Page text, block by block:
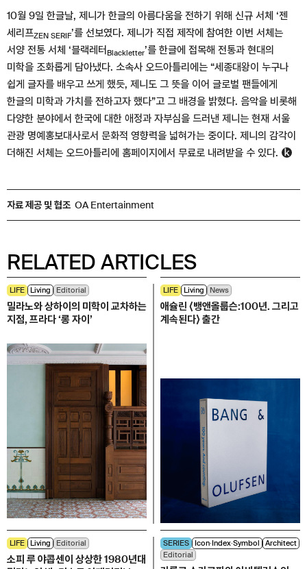
자료 제공 및 협조 OA Entertainment
10월 9일 한글날, 제니가 한글의 아름다움을 전하기 위해 신규 서체 ‘젠
세리프ZEN SERIF’를 선보였다. 제니가 직접 제작에 참여한 이번 서체는
서양 전통 서체 ‘블랙레터 Blackletter’를 한글에 접목해 전통과 현대의
미학을 조화롭게 담아냈다. 소속사 오드아틀리에는 “세종대왕이 누구나
쉽게 글자를 배우고 쓰게 했듯, 제니도 그 뜻을 이어 글로벌 팬들에게
한글의 미학과 가치를 전하고자 했다”고 그 배경을 밝혔다. 음악을 비롯해
다양한 분야에서 한국에 대한 애정과 자부심을 드러낸 제니는 현재 서울
관광 명예홍보대사로서 문화적 영향력을 넓혀가는 중이다. 제니의 감각이
더해진 서체는 오드아틀리에 홈페이지에서 무료로 내려받을 수 있다.
RELATED ARTICLES
LIFE Living Editorial
밀라노와 상하이의 미학이 교차하는
지점, 프라다 ‘롱 자이’
LIFE Living News
애슐린 ⟨뱅앤올룹슨:100년. 그리고
계속된다⟩ 출간
LIFE Living Editorial
소피 루 야콥센이 상상한 1980년대
SERIES Icon∙Index∙Symbol
Architect
Editorial